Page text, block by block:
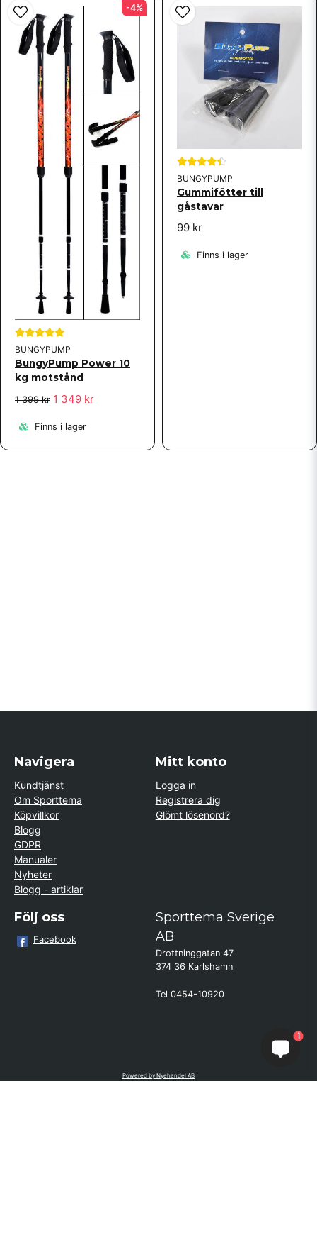
BUNGYPUMP
BungyPump Power 10
kg motstånd
1 399 kr 1 349 kr
Finns i lager
-4%
BUNGYPUMP
Gummifötter till
gåstavar
99 kr
Finns i lager
Navigera
Kundtjänst
Om Sporttema
Köpvillkor
Blogg
GDPR
Manualer
Nyheter
Blogg - artiklar
Mitt konto
Logga in
Registrera dig
Glömt lösenord?
Följ oss
Facebook
Sporttema Sverige
AB
Drottninggatan 47
374 36 Karlshamn
Tel 0454-10920
Powered by Nyehandel AB
1